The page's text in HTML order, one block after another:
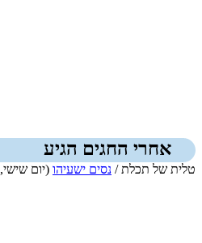
אחרי החגים הגיע
טלית של תכלת / נסים ישעיהו (יום שישי, 01/10/2021 שעה 7:00)